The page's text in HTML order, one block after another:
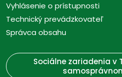
Vyhlásenie o prístupnosti
Technický prevádzkovateľ
Správca obsahu
Sociálne zariadenia v